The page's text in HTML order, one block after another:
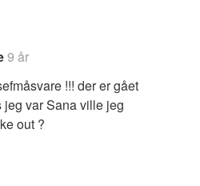
9 år
!!! der er gået
jeg var Sana ville jeg
out ?